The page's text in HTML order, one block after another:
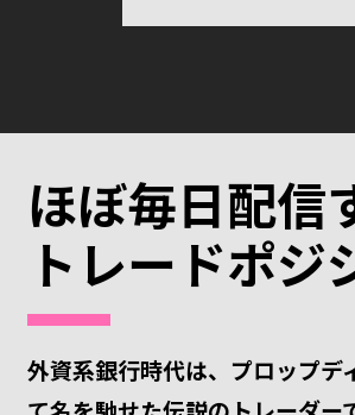
ほぼ毎日配信
トレードポジ
外資系銀行時代は、プロップ